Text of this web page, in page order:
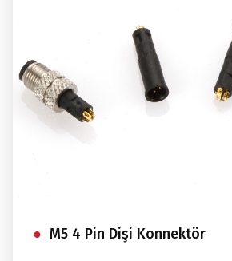
M5 4 Pin Dişi Konnektör